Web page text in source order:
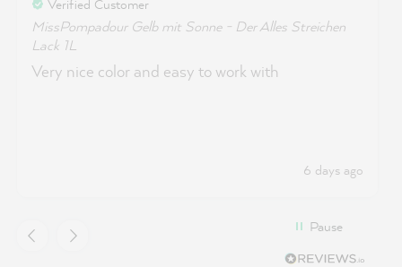
Verified Customer
MissPompadour Gelb mit Sonne - Der Alles Streichen
Lack 1L
Very nice color and easy to work with
6 days ago
Pause